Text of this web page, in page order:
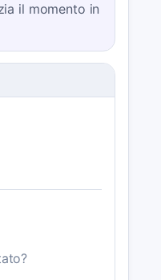
il momento in